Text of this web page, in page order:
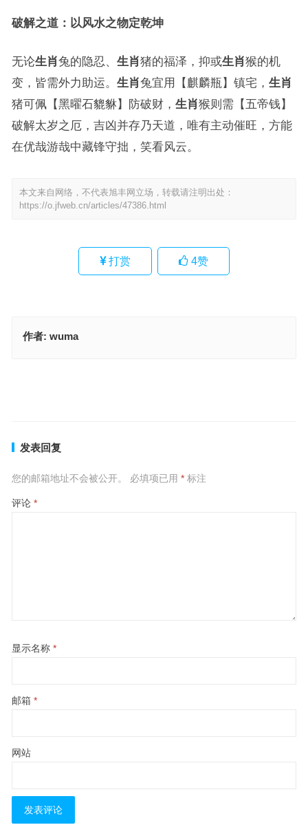
破解之道：以风水之物定乾坤
无论生肖兔的隐忍、 生肖猪的福泽，抑或生肖猴的机
变，皆需外力助运。 生肖兔宜用【麒麟瓶】镇宅， 生肖
猪可佩【黑曜石貔貅】防破财， 生肖猴则需【五帝钱】
破解太岁之厄，吉凶并存乃天道，唯有主动催旺，方能
在优哉游哉中藏锋守拙，笑看风云。
本文来自网络，不代表旭丰网立场，转载请注明出处：
https://o.jfweb.cn/articles/47386.html
打赏 4赞
作者: wuma
发表回复
您的邮箱地址不会被公开。 必填项已用 *标注
评论 *
显示名称 *
邮箱 *
网站